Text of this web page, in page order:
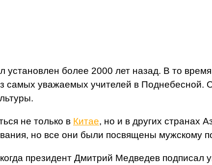
установлен более 2000 лет назад. В то
самых уважаемых учителей в Поднебесной.
не только в Китае, но и в других странах
но все они были посвящены мужскому
президент Дмитрий Медведев подписал